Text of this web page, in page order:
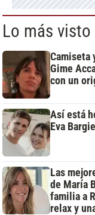
Lo más visto
Camiseta
Gime
con un
Así está
Eva
Las
de María
familia a
relax y